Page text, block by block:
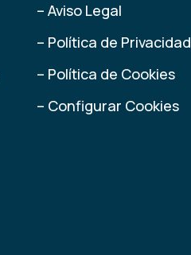
– Aviso Legal
– Política de Privacidad
– Política de Cookies
– Configurar Cookies